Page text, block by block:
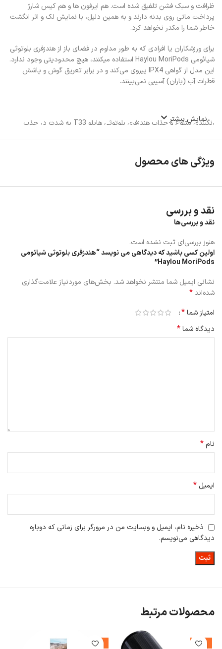
ظرافت و سبک فشن تلفیق شده است. هم ایرفون ها و هم کیس شارژ
پرداخت ماتی روی بدنه دارند و به همین دلیل، با نمایش لک و اثر انگشت
خاطر شما را مکدر نخواهد کرد.
برای ورزشکاران یا افرادی که به طور مداوم در فضای باز از هندزفری بلوتوثی
شیائومی Haylou MoriPods استفاده میکنند، هیچ محدودیتی وجود ندارد.
این مدل از گواهی IPX4 پیروی می‌کند و در برابر تعریق گوش و پاشش
قطرات آب (باران) آسیبی نمی‌بینند.
رنگبندی متنوع و جذاب هندزفری بلوتوثی هایلو T33 به شدت در جذب
نمایش بیشتر
ویژگی های محصول
نقد و بررسی
نقد و بررسی‌ها
هنوز بررسی‌ای ثبت نشده است.
اولین کسی باشید که دیدگاهی می نویسد “هندزفری بلوتوثی شیائومی
Haylou MoriPods”
نشانی ایمیل شما منتشر نخواهد شد. بخش‌های موردنیاز علامت‌گذاری
شده‌اند*
امتیاز شما*
دیدگاه شما*
نام*
ایمیل *
ذخیره نام، ایمیل و وبسایت من در مرورگر برای زمانی که دوباره
دیدگاهی می‌نویسم.
محصولات مرتبط
-31%
-3%